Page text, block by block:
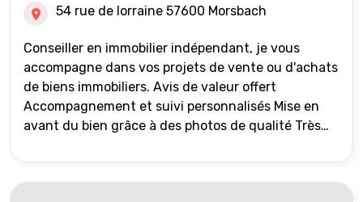
54 rue de lorraine 57600 Morsbach
Conseiller en immobilier indépendant, je vous
accompagne dans vos projets de vente ou d'achats
de biens immobiliers. Avis de valeur offert
Accompagnement et suivi personnalisés Mise en
avant du bien grâce à des photos de qualité Très
international) Validation du financement des
acquéreurs auprès de partenaires financiers